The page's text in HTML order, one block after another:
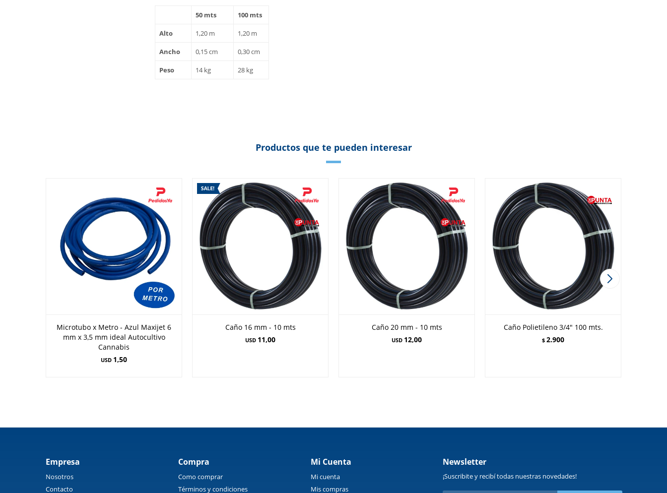
50 mts 100 mts
Alto 1,20 m 1,20 m
Ancho 0,15 cm 0,30 cm
Peso 14 kg 28 kg
Productos que te pueden interesar
Microtubo x Metro - Azul Maxijet 6
mm x 3,5 mm ideal Autocultivo
Cannabis
USD 1,50
Caño 16 mm - 10 mts
USD 11,00
Caño 20 mm - 10 mts
USD 12,00
Caño Polietileno 3/4" 100 mts.
$ 2.900
Empresa
Nosotros
Contacto
Compra
Como comprar
Términos y condiciones
Mi Cuenta
Mi cuenta
Mis compras
Newsletter
¡Suscribite y recibí todas nuestras novedades!